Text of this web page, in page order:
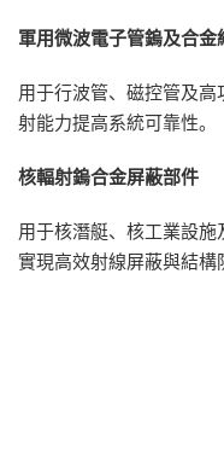
軍用微波電子管鎢及合金
用于行波管、磁控管及
射能力提高系統可靠性。
核輻射鎢合金屏蔽部件
用于核潛艇、核工業設
實現高效射線屏蔽與結構